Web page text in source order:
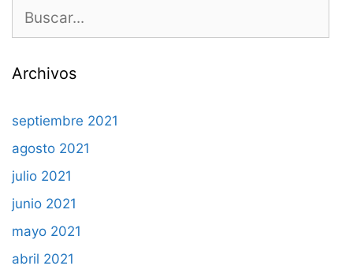
Buscar:
Archivos
septiembre 2021
agosto 2021
julio 2021
junio 2021
mayo 2021
abril 2021